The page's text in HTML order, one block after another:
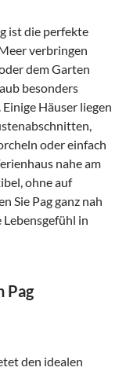
ist die perfekte
verbringen
dem Garten
besonders
Häuser liegen
oder einfach
nahe am
ohne auf
Sie Pag ganz nah
in
Pag
den idealen